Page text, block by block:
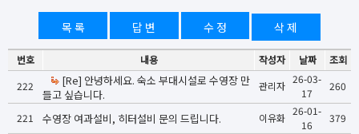
목 록 답 변 수 정 삭 제
번호 내용 작성자 날짜
조회
222
[Re] 안녕하세요. 숙소 부대시설로 수영장 만
들고 싶습니다.
관리자
26-03-
17
260
221 수영장 여과설비, 히터설비 문의 드립니다. 이유화
26-01-
16
379